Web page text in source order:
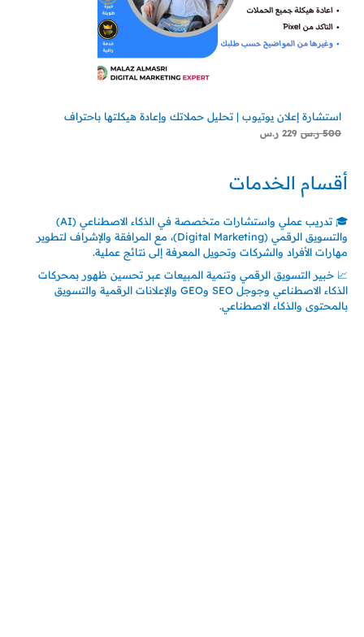
استشارة إعلان يوتيوب | تحليل حملاتك وإعادة هيكلتها باحتراف
500 ر.س 229 ر.س
أقسام الخدمات
🎓 تدريب عملي واستشارات متخصصة في الذكاء الاصطناعي (AI)
والتسويق الرقمي (Digital Marketing)، مع المرافقة والإشراف لتطوير
مهارات الأفراد والشركات وتحويل المعرفة إلى نتائج عملية.
📈 خبير التسويق الرقمي وتنمية المبيعات عبر تحسين ظهور بمحركات
الذكاء الاصطناعي وجوجل SEO وGEO والإعلانات الرقمية والتسويق
بالمحتوى والذكاء الاصطناعي.